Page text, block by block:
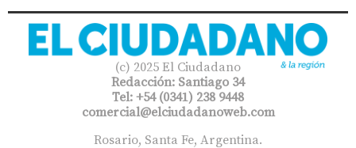
(c) 2025 El Ciudadano
Redacción: Santiago 34
Tel: +54 (0341) 238 9448
comercial@elciudadanoweb.com​
Rosario, Santa Fe, Argentina.